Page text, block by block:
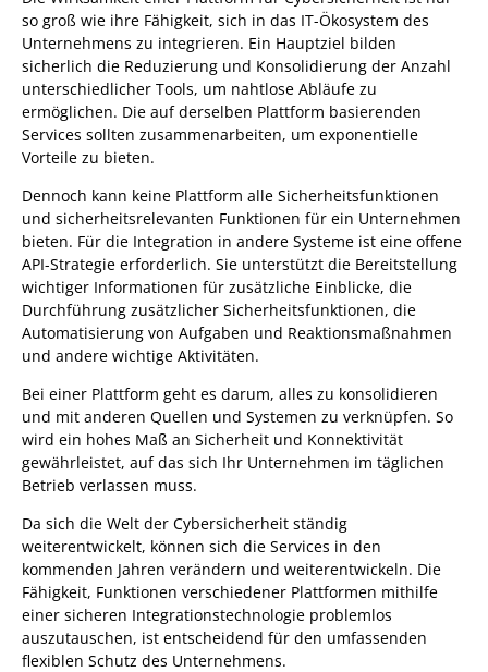
so groß wie ihre Fähigkeit, sich in das IT-Ökosystem des
Unternehmens zu integrieren. Ein Hauptziel bilden
sicherlich die Reduzierung und Konsolidierung der Anzahl
unterschiedlicher Tools, um nahtlose Abläufe zu
ermöglichen. Die auf derselben Plattform basierenden
Services sollten zusammenarbeiten, um exponentielle
Vorteile zu bieten.
Dennoch kann keine Plattform alle Sicherheitsfunktionen
und sicherheitsrelevanten Funktionen für ein Unternehmen
bieten. Für die Integration in andere Systeme ist eine offene
API-Strategie erforderlich. Sie unterstützt die Bereitstellung
wichtiger Informationen für zusätzliche Einblicke, die
Durchführung zusätzlicher Sicherheitsfunktionen, die
Automatisierung von Aufgaben und Reaktionsmaßnahmen
und andere wichtige Aktivitäten.
Bei einer Plattform geht es darum, alles zu konsolidieren
und mit anderen Quellen und Systemen zu verknüpfen. So
wird ein hohes Maß an Sicherheit und Konnektivität
gewährleistet, auf das sich Ihr Unternehmen im täglichen
Betrieb verlassen muss.
Da sich die Welt der Cybersicherheit ständig
weiterentwickelt, können sich die Services in den
kommenden Jahren verändern und weiterentwickeln. Die
Fähigkeit, Funktionen verschiedener Plattformen mithilfe
einer sicheren Integrationstechnologie problemlos
auszutauschen, ist entscheidend für den umfassenden
flexiblen Schutz des Unternehmens.